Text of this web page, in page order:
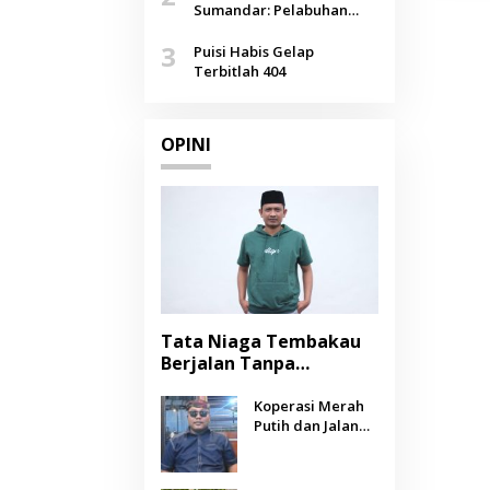
Agustus
Sumandar: Pelabuhan
Selendang Benang Merah
Lombang
3
Puisi Habis Gelap
Terbitlah 404
OPINI
Tata Niaga Tembakau
Berjalan Tanpa
Negara Berpihak
kepada Petani?
Koperasi Merah
Putih dan Jalan